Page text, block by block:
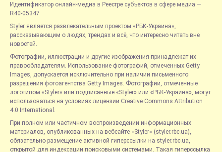
Идентификатор онлайн-медиа в Реестре субъектов в сфере медиа —
R40-05347
Styler является развлекательным проектом «РБК-Украина»,
рассказывающим о людях, трендах и всё, что интересно читать вне
новостей.
Фотографии, иллюстрации и другие изображения принадлежат их
правообладателям. Использование фотографий, отмеченных Getty
Images, допускается исключительно при наличии письменного
разрешения фотоагентства Getty Images. Фотографии, отмеченные
логотипом «Styler» или подписанные «Styler» или «РБК-Украина», могут
использоваться на условиях лицензии Creative Commons Attribution
4.0 International.
При полном или частичном воспроизведении информационных
материалов, опубликованных на вебсайте «Styler» (styler.rbc.ua),
обязательно размещение активной гиперссылки на styler.rbc.ua,
открытой для индексации поисковыми системами. Такая гиперссылка